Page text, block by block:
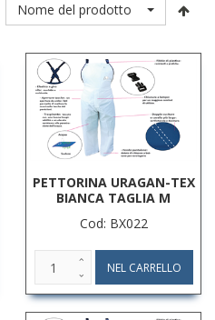
Nome del prodotto
PETTORINA URAGAN-TEX
BIANCA TAGLIA M
Cod: BX022